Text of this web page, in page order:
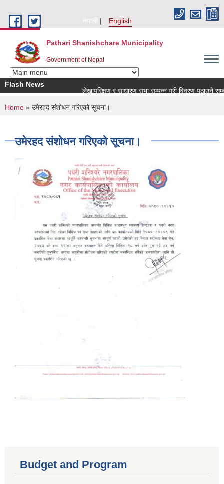
नेपाली
English
Pathari Shanishchare Municipality
Government of Nepal
Flash News
लेखापरिक्षण र साधारण सभा सम्पन्न गरी विवरण पठाउने
You are here
Home » उमेरहद संशोधन गरिएको सूचना।
उमेरहद संशोधन गरिएको सूचना।
Budget and Program